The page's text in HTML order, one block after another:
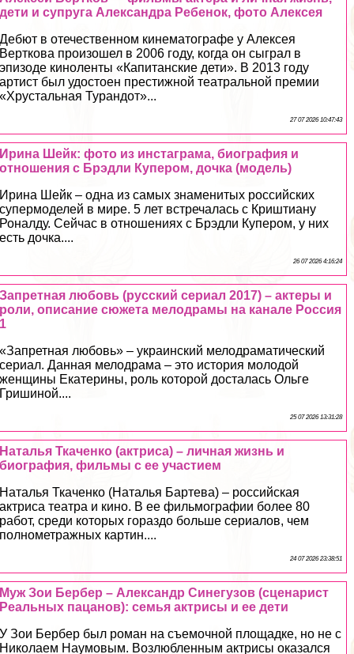
дети и супруга Александра Ребенок, фото Алексея
Дебют в отечественном кинематографе у Алексея
Верткова произошел в 2006 году, когда он сыграл в
эпизоде киноленты «Капитанские дети». В 2013 году
артист был удостоен престижной театральной премии
«Хрустальная Турандот»...
27 07 2026 10:47:43
Ирина Шейк: фото из инстаграма, биография и
отношения с Брэдли Купером, дочка (модель)
Ирина Шейк – одна из самых знаменитых российских
супермоделей в мире. 5 лет встречалась с Криштиану
Роналду. Сейчас в отношениях с Брэдли Купером, у них
есть дочка....
26 07 2026 4:16:24
Запретная любовь (русский сериал 2017) – актеры и
роли, описание сюжета мелодрамы на канале Россия
1
«Запретная любовь» – украинский мелодраматический
сериал. Данная мелодрама – это история молодой
женщины Екатерины, роль которой досталась Ольге
Гришиной....
25 07 2026 13:31:28
Наталья Ткаченко (актриса) – личная жизнь и
биография, фильмы с ее участием
Наталья Ткаченко (Наталья Бартева) – российская
актриса театра и кино. В ее фильмографии более 80
работ, среди которых гораздо больше сериалов, чем
полнометражных картин....
24 07 2026 23:38:51
Муж Зои Бербер – Александр Синегузов (сценарист
Реальных пацанов): семья актрисы и ее дети
У Зои Бербер был роман на съемочной площадке, но не с
Николаем Наумовым. Возлюбленным актрисы оказался